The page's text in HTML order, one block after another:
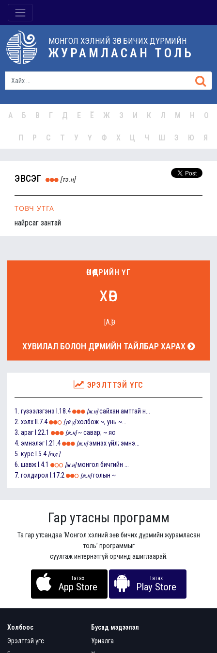
МОНГОЛ ХЭЛНИЙ ЗӨВ БИЧИХ ДҮРМИЙН
ЖУРАМЛАСАН ТОЛЬ
А Б В Г Д Е Ё Ж З И К Л М Н О
П Р С Т У Ү Ф Х Ц Ч Ш Э Ю Я
эвсэг [тэ.н]
ТОВЧ УТГА
найрсаг зантай
ӨНӨӨДРИЙН ҮГ
хөв
[А.Ө]
ХУВИЛАЛ БОЛОН ДҮРМИЙН ТАЙЛБАР ХАРАХ
ЭРЭЛТТЭЙ ҮГС
1. гүзээлзгэнэ I.18.4 [ж.н] сайхан амттай н...
2. хэлх II.7.4 [үй.ү] холбож ~, унь ~...
3. араг I.22.1 [ж.н] ~ савар; ~ яс
4. эмнэлэг I.21.4 [ж.н] эмнэх үйл; эмнэ...
5. курс I.5.4 [гад.]
6. шавж I.4.1 [ж.н] монгол бичгийн ...
7. голдирол I.17.2 [ж.н] голын ~
Гар утасны программ
Та гар утсандаа ‘Монгол хэлний зөв бичих дүрмийн журамласан
толь’ программыг
суулгаж интернэтгүй орчинд ашиглаарай.
Татах
App Store
Татах
Play Store
Холбоос
Эрэлттэй үгс
Бусад мэдээлэл
Уриалга